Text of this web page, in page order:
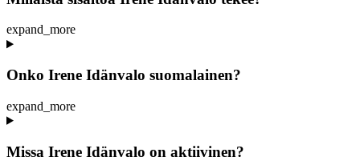
expand_more
Onko Irene Idänvalo suomalainen?
expand_more
Missa Irene Idänvalo on aktiivinen?